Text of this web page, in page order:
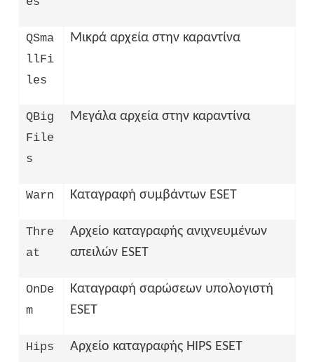
QSma
llFi
les
Μικρά αρχεία στην καραντίνα
QBig
File
s
Μεγάλα αρχεία στην καραντίνα
Warn Καταγραφή συμβάντων ESET
Thre
at
Αρχείο καταγραφής ανιχνευμένων
απειλών ESET
OnDe
m
Καταγραφή σαρώσεων υπολογιστή
ESET
Hips Αρχείο καταγραφής HIPS ESET